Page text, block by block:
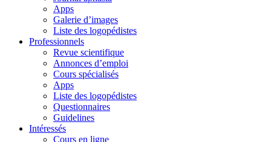
Apps
Galerie d’images
Liste des logopédistes
Professionnels
Revue scientifique
Annonces d’emploi
Cours spécialisés
Apps
Liste des logopédistes
Questionnaires
Guidelines
Intéressés
Cours en ligne